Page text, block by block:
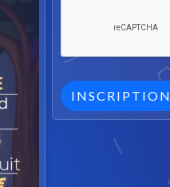
INSCRIPTION